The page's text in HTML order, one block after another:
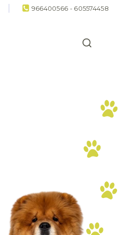
966400566 - 605574458